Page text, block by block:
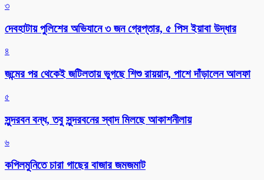
৩
দেবহাটায় পুলিশের অভিযানে ৩ জন গ্রেপ্তার, ৫ পিস ইয়াবা উদ্ধার
৪
জন্মের পর থেকেই জটিলতায় ভুগছে শিশু রায়য়ান, পাশে দাঁড়ালেন আলফা
৫
সুন্দরবন বন্ধ, তবু সুন্দরবনের স্বাদ মিলছে আকাশনীলায়
৬
কপিলমুনিতে চারা গাছের বাজার জমজমাট